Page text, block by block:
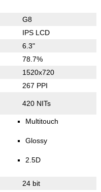
G8
IPS LCD
6.3"
78.7%
1520x720
267 PPI
420 NITs
Multitouch
Glossy
2.5D
24 bit